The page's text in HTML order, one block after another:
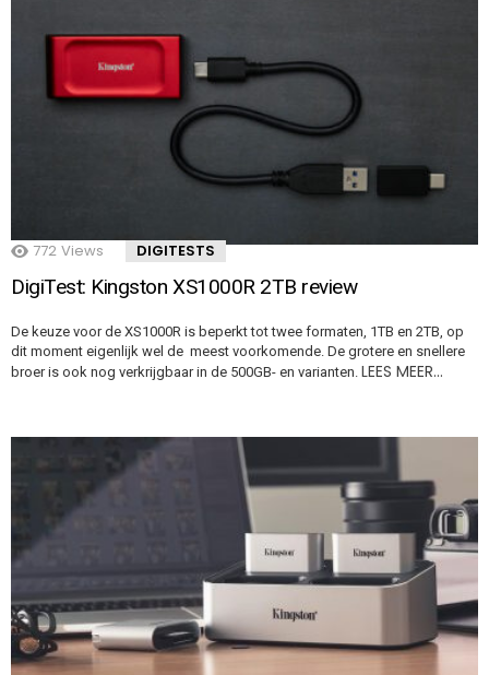
772 Views DIGITESTS
DigiTest: Kingston XS1000R 2TB review
De keuze voor de XS1000R is beperkt tot twee formaten, 1TB en 2TB, op
dit moment eigenlijk wel de meest voorkomende. De grotere en snellere
broer is ook nog verkrijgbaar in de 500GB- en varianten. LEES MEER…